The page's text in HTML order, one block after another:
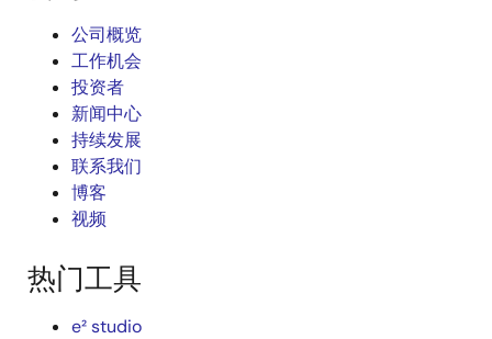
公司概览
工作机会
投资者
新闻中心
持续发展
联系我们
博客
视频
热门工具
e² studio